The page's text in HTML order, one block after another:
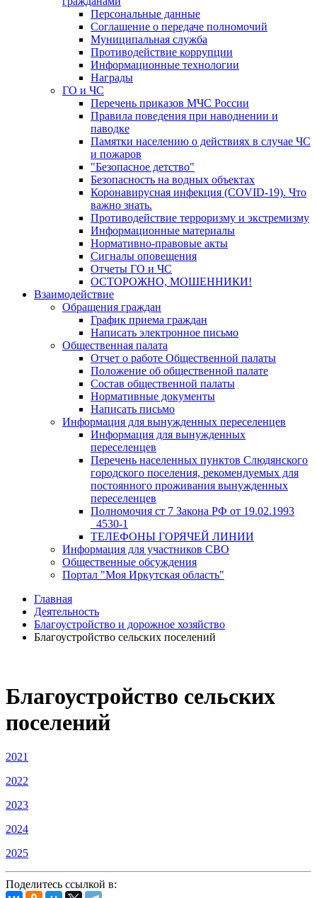
Персональные данные
Соглашение о передаче полномочий
Муниципальная служба
Противодействие коррупции
Информационные технологии
Награды
ГО и ЧС
Перечень приказов МЧС России
Правила поведения при наводнении и
паводке
Памятки населению о действиях в случае ЧС
и пожаров
"Безопасное детство"
Безопасность на водных объектах
Коронавирусная инфекция (COVID-19). Что
важно знать.
Противодействие терроризму и экстремизму
Информационные материалы
Нормативно-правовые акты
Сигналы оповещения
Отчеты ГО и ЧС
ОСТОРОЖНО, МОШЕННИКИ!
Взаимодействие
Обращения граждан
График приема граждан
Написать электронное письмо
Общественная палата
Отчет о работе Общественной палаты
Положение об общественной палате
Состав общественной палаты
Нормативные документы
Написать письмо
Информация для вынужденных переселенцев
Информация для вынужденных
переселенцев
Перечень населенных пунктов Слюдянского
городского поселения, рекомендуемых для
постоянного проживания вынужденных
переселенцев
Полномочия ст 7 Закона РФ от 19.02.1993
_4530-1
ТЕЛЕФОНЫ ГОРЯЧЕЙ ЛИНИИ
Информация для участников СВО
Общественные обсуждения
Портал "Моя Иркутская область"
Главная
Деятельность
Благоустройство и дорожное хозяйство
Благоустройство сельских поселений
Благоустройство сельских
поселений
2021
2022
2023
2024
2025
Поделитесь ссылкой в: